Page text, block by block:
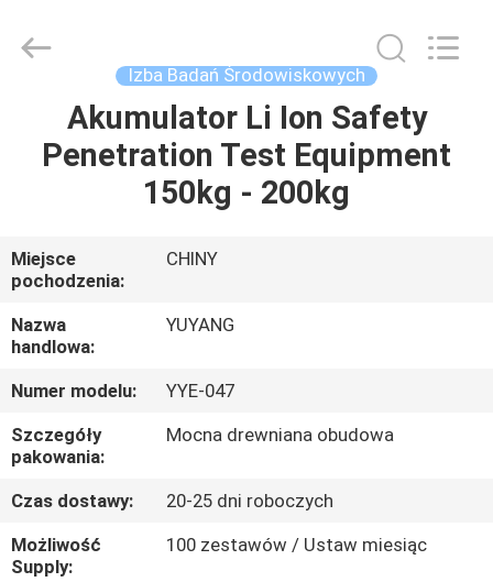
DOM
PRODUKTY
POKAZ
VR
O
NAS
WYCIECZKA
PO
FABRYCE
INSTRUMENT
Izba Badań Środowiskowych
Akumulator Li Ion Safety
Penetration Test Equipment
150kg - 200kg
Miejsce
pochodzenia:
CHINY
Nazwa
handlowa:
YUYANG
Numer modelu:
YYE-047
Szczegóły
pakowania:
Mocna drewniana obudowa
Czas dostawy:
20-25 dni roboczych
Możliwość
Supply:
100 zestawów / Ustaw miesiąc